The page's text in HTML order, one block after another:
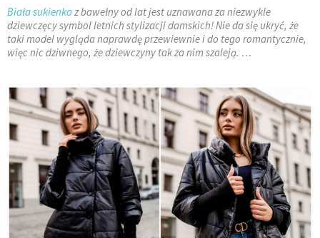
Biała sukienkaz bawełny od lat jest uznawana za niezwykle
dziewczęcy symbol letnich stylizacji damskich! Nie da się ukryć, że
taki model wygląda naprawdę przewiewnie i do tego romantycznie,
więc nic dziwnego, że dziewczyny tak za nim szaleją. …